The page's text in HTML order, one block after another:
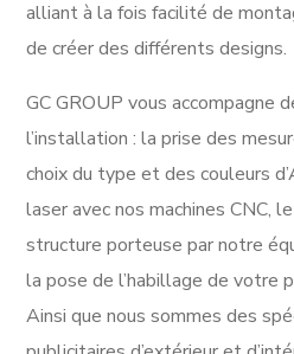
alliant à la fois facilité de
de créer des différents designs.
GC GROUP vous accompagne
l’installation : la prise des
choix du type et des couleurs
laser avec nos machines CNC,
structure porteuse par notre
la pose de l’habillage de votre
Ainsi que nous sommes des